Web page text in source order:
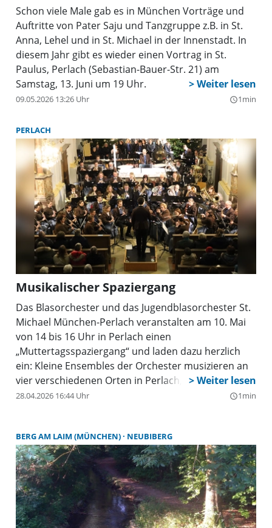
Schon viele Male gab es in München Vorträge und
Auftritte von Pater Saju und Tanzgruppe z.B. in St.
Anna, Lehel und in St. Michael in der Innenstadt. In
diesem Jahr gibt es wieder einen Vortrag in St.
Paulus, Perlach (Sebastian-Bauer-Str. 21) am
Samstag, 13. Juni um 19 Uhr.
09.05.2026 13:26 Uhr query_builder1min
PERLACH
Musikalischer Spaziergang
Das Blasorchester und das Jugendblasorchester St.
Michael München-Perlach veranstalten am 10. Mai
von 14 bis 16 Uhr in Perlach einen
„Muttertagsspaziergang“ und laden dazu herzlich
ein: Kleine Ensembles der Orchester musizieren an
vier verschiedenen Orten in Perlach, interessierte
Zuhörer können (bei beliebigem Start) von Station
vor der Klinik in Altperlach, danach gibt es Musik von
14.30 bis 14.45 Uhr vor der Kirche St. Michael.
Danach geht es zum Caritas Altenheim St. Michael,
wo von 15.00 bis 15.15 Uhr Musik erklingt.
Anschließend geht es nach St. Paulus. Um 16.15 Uhr
spielen alle Gruppen in St. Paulus ein letztes
28.04.2026 16:44 Uhr query_builder1min
BERG AM LAIM (MÜNCHEN) NEUBIBERG